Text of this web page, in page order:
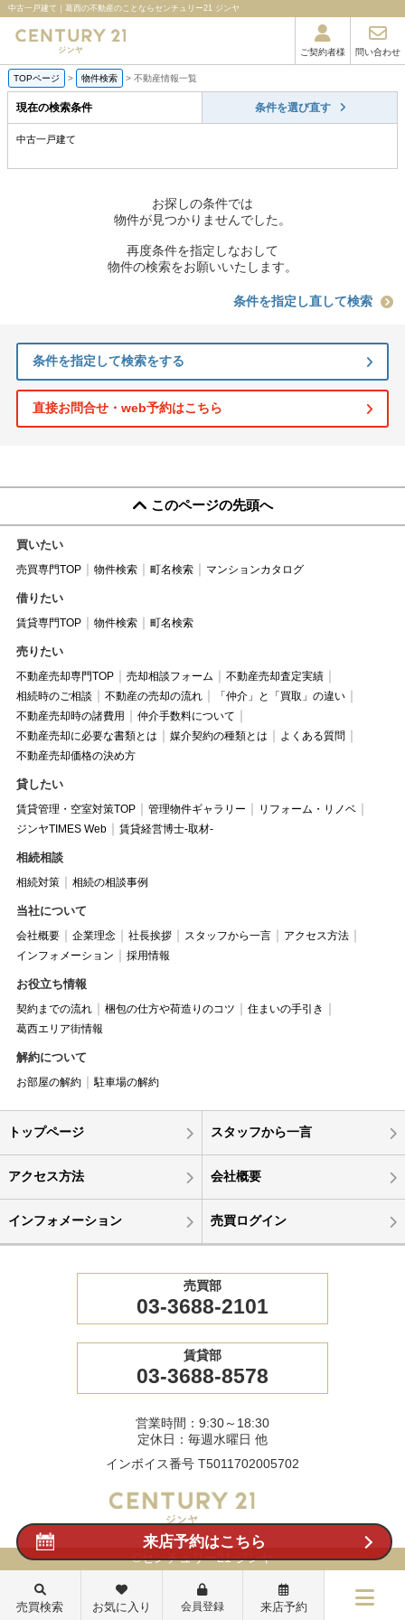
中古一戸建て｜葛西の不動産のことならセンチュリー21 ジンヤ
ご契約者様 問い合わせ
TOPページ > 物件検索 > 不動産情報一覧
現在の検索条件 条件を選び直す
中古一戸建て
お探しの条件では
物件が見つかりませんでした。
再度条件を指定しなおして
物件の検索をお願いいたします。
条件を指定し直して検索
条件を指定して検索をする
直接お問合せ・web予約はこちら
このページの先頭へ
買いたい
売買専門TOP 物件検索 町名検索 マンションカタログ
借りたい
賃貸専門TOP 物件検索 町名検索
売りたい
不動産売却専門TOP 売却相談フォーム
不動産売却査定実績
相続時のご相談
不動産の売却の流れ
「仲介」と「買取」の違い
不動産売却時の諸費用
仲介手数料について
不動産売却に必要な書類とは
媒介契約の種類とは
よくある質問
不動産売却価格の決め方
貸したい
賃貸管理・空室対策TOP 管理物件ギャラリー
リフォーム・リノベ
ジンヤTIMES Web
賃貸経営博士-取材-
相続相談
相続対策 相続の相談事例
当社について
会社概要 企業理念 社長挨拶 スタッフから一言
アクセス方法
インフォメーション
採用情報
お役立ち情報
契約までの流れ 梱包の仕方や荷造りのコツ
住まいの手引き
葛西エリア街情報
解約について
お部屋の解約 駐車場の解約
トップページ スタッフから一言
アクセス方法 会社概要
インフォメーション 売買ログイン
売買部
03-3688-2101
賃貸部
03-3688-8578
営業時間：9:30～18:30
定休日：毎週水曜日 他
インボイス番号 T5011702005702
©センチュリー21 ジンヤ
来店予約はこちら
売買検索 お気に入り 会員登録 来店予約